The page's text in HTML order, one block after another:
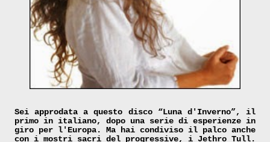
Sei approdata a questo disco “Luna d'Inverno”, il
primo in italiano, dopo una serie di esperienze in
giro per l'Europa. Ma hai condiviso il palco anche
con i mostri sacri del progressive, i Jethro Tull.